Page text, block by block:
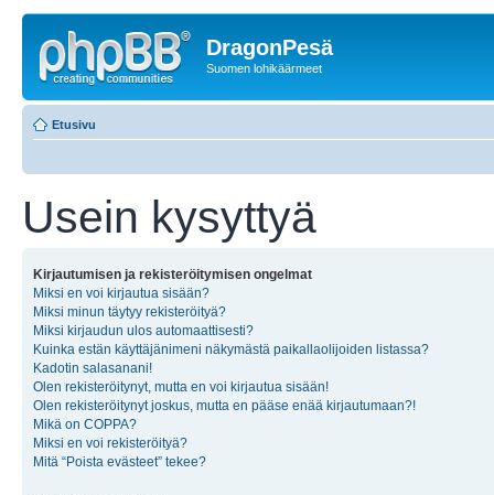
DragonPesä
Suomen lohikäärmeet
Etusivu
Usein kysyttyä
Kirjautumisen ja rekisteröitymisen ongelmat
Miksi en voi kirjautua sisään?
Miksi minun täytyy rekisteröityä?
Miksi kirjaudun ulos automaattisesti?
Kuinka estän käyttäjänimeni näkymästä paikallaolijoiden listassa?
Kadotin salasanani!
Olen rekisteröitynyt, mutta en voi kirjautua sisään!
Olen rekisteröitynyt joskus, mutta en pääse enää kirjautumaan?!
Mikä on COPPA?
Miksi en voi rekisteröityä?
Mitä “Poista evästeet” tekee?